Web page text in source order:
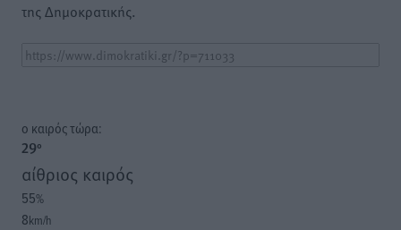
της Δημοκρατικής.
o καιρός τώρα:
29°
αίθριος καιρός
55%
8km/h